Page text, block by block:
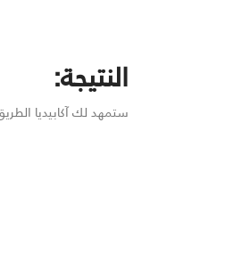
النتيجة:
ستمهد لك آكابيديا